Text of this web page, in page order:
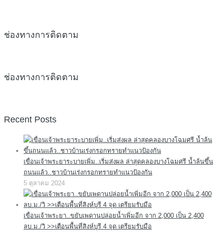
ช่องทางการติดตาม
ช่องทางการติดตาม
Recent Posts
เขื่อนเจ้าพระยาระบายเพิ่ม..เริ่มส่งผล ล่าสุดคลองบางโฉมศรี น้ำล้นขึ้น
ถนนแล้ว..ชาวบ้านเร่งกรอกทรายทำแนวป้องกัน
5 ตุลาคม 2024
เขื่อนเจ้าพระยา..ขยับเพดานปล่อยน้ำเพิ่มอีก จาก 2,000 เป็น 2,400
ลบ.ม./วิ >>เตือนพื้นที่สิงห์บุรี 4 จุด เตรียมรับมือ